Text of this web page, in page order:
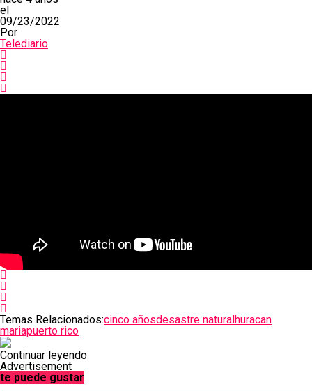
el
09/23/2022
Por
Telediario
Temas Relacionados:cinco añosdesastre naturalhuracan
mariapuerto rico
Continuar leyendo
Advertisement
te puede gustar